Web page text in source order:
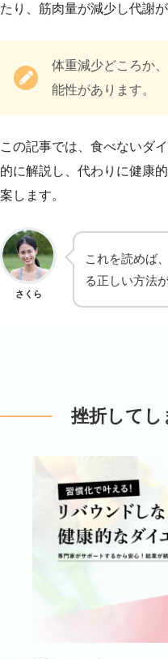
たり、筋肉量が減少し代謝
体重減少どころか
能性があります。
この記事では、食べないダ
的に解説し、代わりに健康
案します。
さくら
これを読めば
る正しい方法
挫折してし